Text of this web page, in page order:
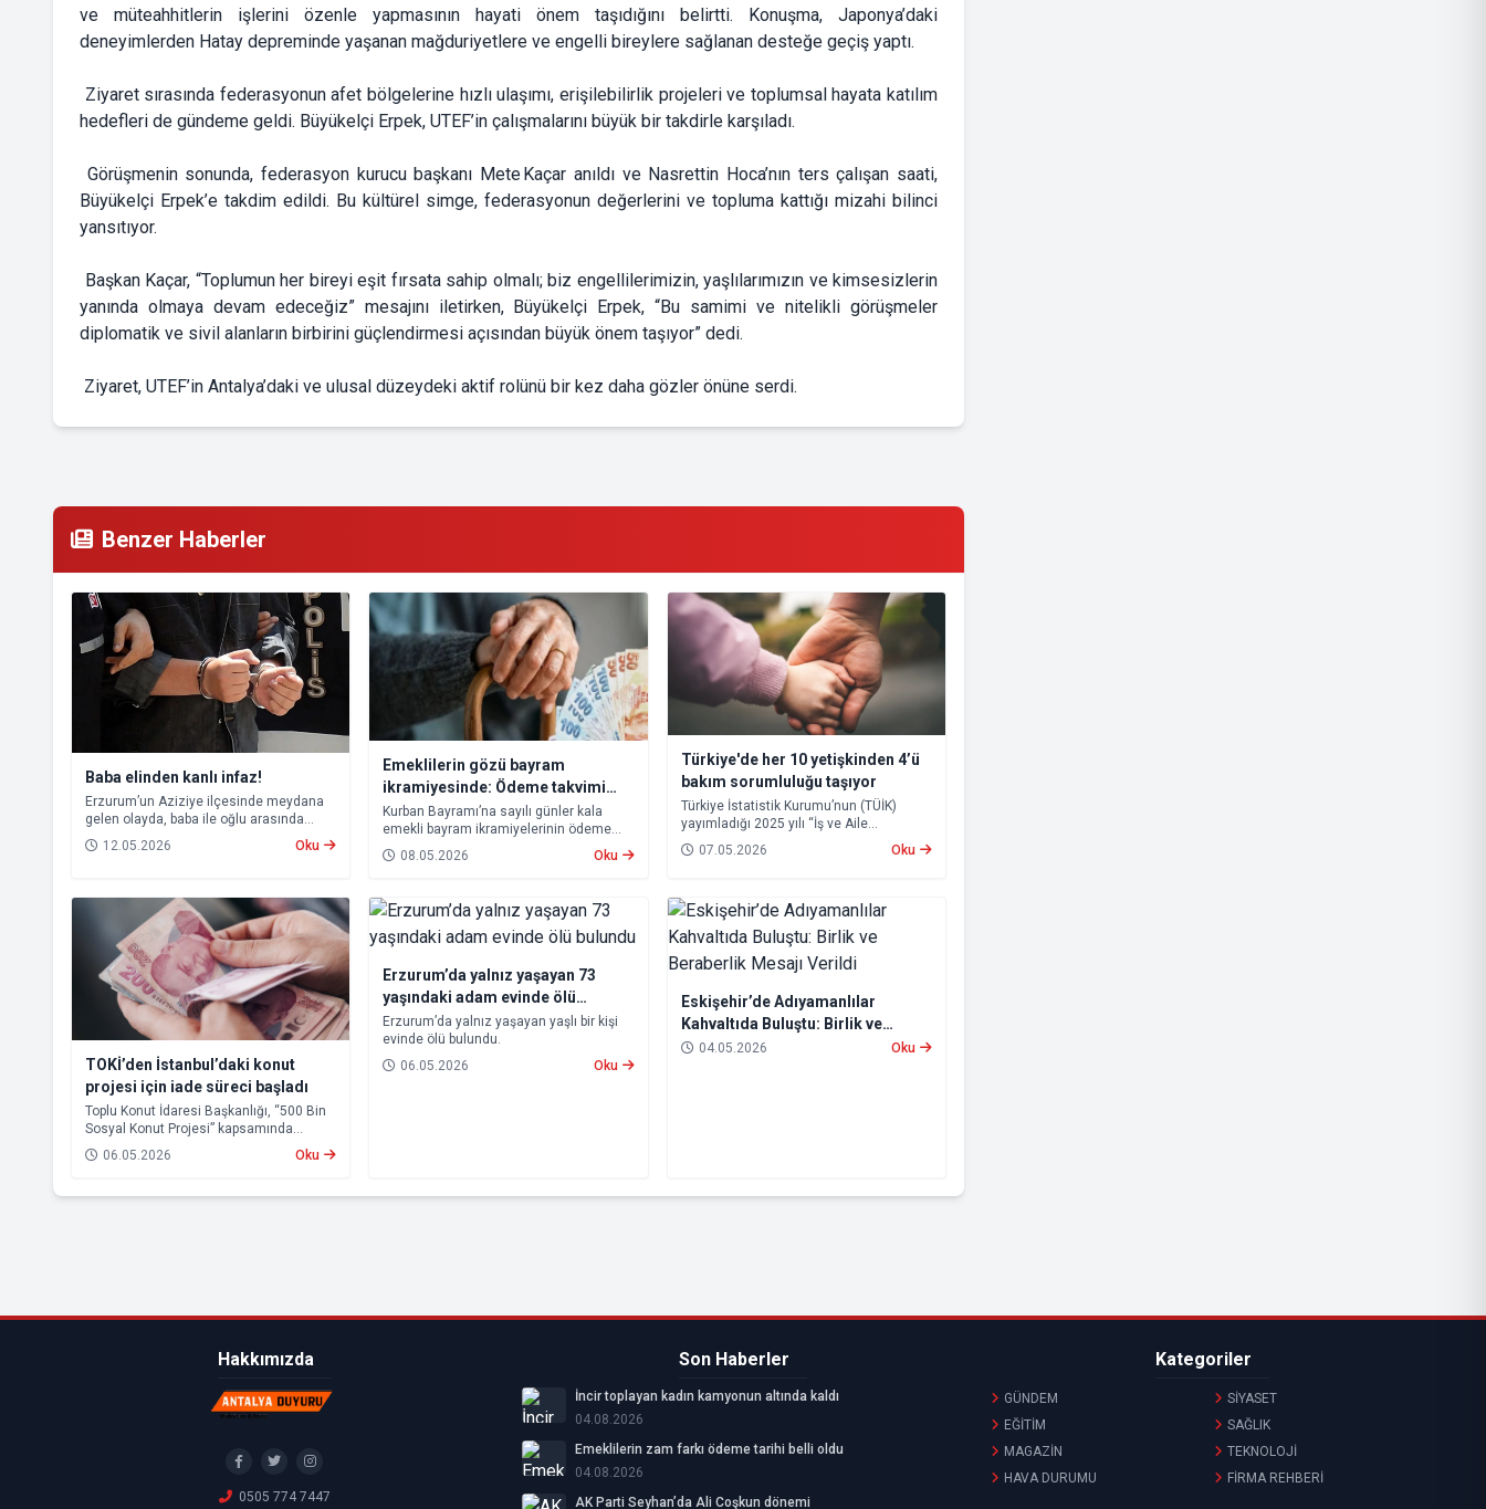
ve müteahhitlerin işlerini özenle yapmasının hayati önem taşıdığını belirtti. Konuşma, Japonya’daki
deneyimlerden Hatay depreminde yaşanan mağduriyetlere ve engelli bireylere sağlanan desteğe geçiş yaptı.
Ziyaret sırasında federasyonun afet bölgelerine hızlı ulaşımı, erişilebilirlik projeleri ve toplumsal hayata katılım
hedefleri de gündeme geldi. Büyükelçi Erpek, UTEF’in çalışmalarını büyük bir takdirle karşıladı.
Görüşmenin sonunda, federasyon kurucu başkanı Mete Kaçar anıldı ve Nasrettin Hoca’nın ters çalışan saati,
Büyükelçi Erpek’e takdim edildi. Bu kültürel simge, federasyonun değerlerini ve topluma kattığı mizahi bilinci
yansıtıyor.
Başkan Kaçar, “Toplumun her bireyi eşit fırsata sahip olmalı; biz engellilerimizin, yaşlılarımızın ve kimsesizlerin
yanında olmaya devam edeceğiz” mesajını iletirken, Büyükelçi Erpek, “Bu samimi ve nitelikli görüşmeler
diplomatik ve sivil alanların birbirini güçlendirmesi açısından büyük önem taşıyor” dedi.
Ziyaret, UTEF’in Antalya’daki ve ulusal düzeydeki aktif rolünü bir kez daha gözler önüne serdi.
Benzer Haberler
Baba elinden kanlı infaz!
Erzurum’un Aziziye ilçesinde meydana
gelen olayda, baba ile oğlu arasında
çıkan tartışma kanlı bitti. Öz oğlunu
bıçakla ağır yaralayan baba, çıkarıldığı
12.05.2026 Oku
Emeklilerin gözü bayram
ikramiyesinde: Ödeme takvimi
bekleniyor
Kurban Bayramı’na sayılı günler kala
emekli bayram ikramiyelerinin ödeme
tarihleri yeniden gündeme geldi.
08.05.2026 Oku
Türkiye'de her 10 yetişkinden 4’ü
bakım sorumluluğu taşıyor
Türkiye İstatistik Kurumu’nun (TÜİK)
yayımladığı 2025 yılı “İş ve Aile
Yaşamının Uyumu” araştırmasına göre,
Türkiye’de 18-74 yaş grubundaki nüfusun
07.05.2026 Oku
TOKİ’den İstanbul’daki konut
projesi için iade süreci başladı
Toplu Konut İdaresi Başkanlığı, “500 Bin
Sosyal Konut Projesi” kapsamında
İstanbul’da hak sahibi olamayan
vatandaşlara başvuru bedellerinin
06.05.2026 Oku
Erzurum’da yalnız yaşayan 73
yaşındaki adam evinde ölü
bulundu
Erzurum’da yalnız yaşayan yaşlı bir kişi
evinde ölü bulundu.
06.05.2026
Oku
Eskişehir’de Adıyamanlılar
Kahvaltıda Buluştu: Birlik ve
Beraberlik Mesajı Verildi
04.05.2026 Oku
Hakkımızda
0505 774 7447
Son Haberler
İncir toplayan kadın kamyonun altında kaldı
04.08.2026
Emeklilerin zam farkı ödeme tarihi belli oldu
04.08.2026
AK Parti Seyhan’da Ali Coşkun dönemi
Kategoriler
GÜNDEM
SİYASET
EĞİTİM
SAĞLIK
MAGAZİN
TEKNOLOJİ
HAVA DURUMU
FİRMA REHBERİ